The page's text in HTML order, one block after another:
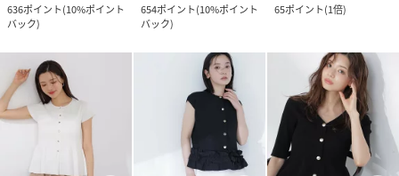
636ポイント(10%ポイント
バック)
654ポイント(10%ポイント
バック)
65ポイント(1倍)